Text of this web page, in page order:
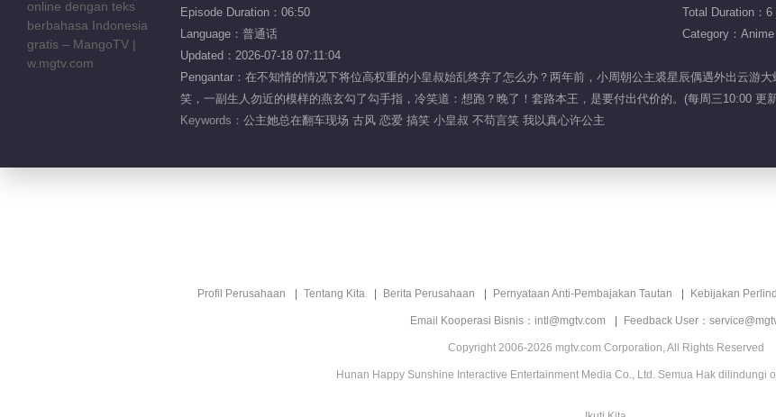
Episode Duration：06:50
Total Duration：
Language：普通话
Category：Anime
Updated：2026-07-18 07:11:04
Pengantar：在不知情的情况下将位高权重的小皇叔始乱终弃了怎么办？两年前，小周朝公主裘星辰偶遇外出云
笑，一副生人勿近的模样的燕玄勾了勾手指，冷笑道：想跑？晚了！套路本王，是要付出代价的。(每周三10:00 更
Keywords： 公主她总在翻车现场 古风 恋爱 搞笑 小皇叔 不苟言笑 我以真心许公主
Profil Perusahaan Tentang Kita Berita Perusahaan Pernyataan Anti-Pembajakan Tautan Kebijakan
Email Kooperasi Bisnis：intl@mgtv.com Feedback User：
Copyright 2006-2026 mgtv.com Corporation, All Rights Reserved
Hunan Happy Sunshine Interactive Entertainment Media Co., Ltd. Semua Hak dilindungi